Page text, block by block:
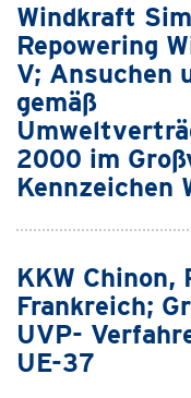
Windkraft
Repowering
V; Ansuchen
gemäß
2000 im
Kennzeichen
KKW Chinon,
Frankreich;
UVP-
UE-37